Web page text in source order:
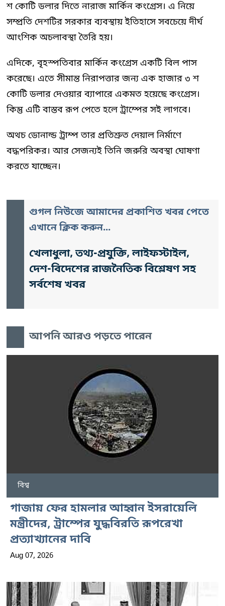
শ কোটি ডলার দিতে নারাজ মার্কিন কংগ্রেস। এ নিয়ে
সম্প্রতি দেশটির সরকার ব্যবস্থায় ইতিহাসে সবচেয়ে দীর্ঘ
আংশিক অচলাবস্থা তৈরি হয়।
এদিকে, বৃহস্পতিবার মার্কিন কংগ্রেস একটি বিল পাস
করেছে। এতে সীমান্ত নিরাপত্তার জন্য এক হাজার ৩ শ
কোটি ডলার দেওয়ার ব্যাপারে একমত হয়েছে কংগ্রেস।
কিন্তু এটি বাস্তব রূপ পেতে হলে ট্রাম্পের সই লাগবে।
অথচ ডোনাল্ড ট্রাম্প তার প্রতিশ্রুত দেয়াল নির্মাণে
বদ্ধপরিকর। আর সেজন্যই তিনি জরুরি অবস্থা ঘোষণা
করতে যাচ্ছেন।
গুগল নিউজে আমাদের প্রকাশিত খবর পেতে
এখানে ক্লিক করুন...
খেলাধুলা, তথ্য-প্রযুক্তি, লাইফস্টাইল,
দেশ-বিদেশের রাজনৈতিক বিশ্লেষণ সহ
সর্বশেষ খবর
আপনি আরও পড়তে পারেন
বিশ্ব
গাজায় ফের হামলার আহ্বান ইসরায়েলি
মন্ত্রীদের, ট্রাম্পের যুদ্ধবিরতি রূপরেখা
প্রত্যাখ্যানের দাবি
Aug 07, 2026